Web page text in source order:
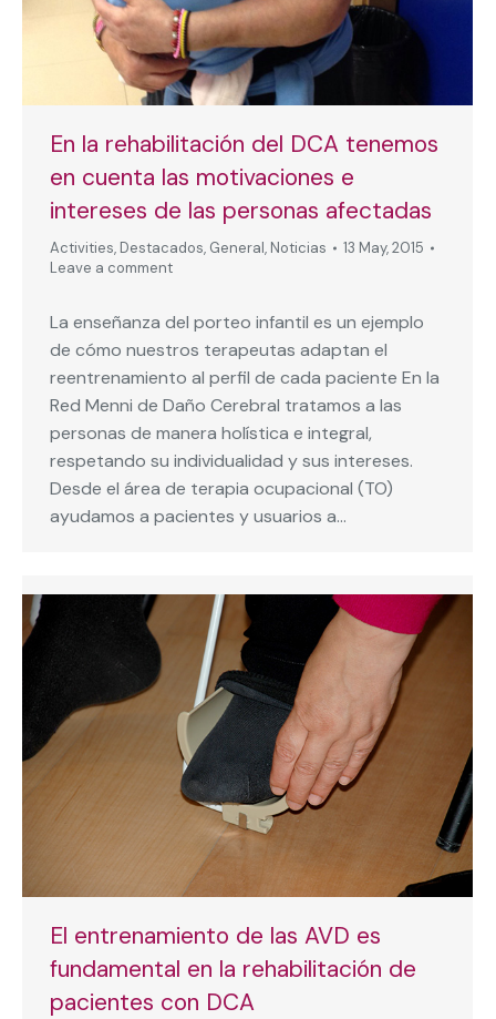
En la rehabilitación del DCA tenemos
en cuenta las motivaciones e
intereses de las personas afectadas
Activities, Destacados, General, Noticias
13 May, 2015
Leave a comment
La enseñanza del porteo infantil es un ejemplo
de cómo nuestros terapeutas adaptan el
reentrenamiento al perfil de cada paciente En la
Red Menni de Daño Cerebral tratamos a las
personas de manera holística e integral,
respetando su individualidad y sus intereses.
Desde el área de terapia ocupacional (TO)
ayudamos a pacientes y usuarios a…
El entrenamiento de las AVD es
fundamental en la rehabilitación de
pacientes con DCA